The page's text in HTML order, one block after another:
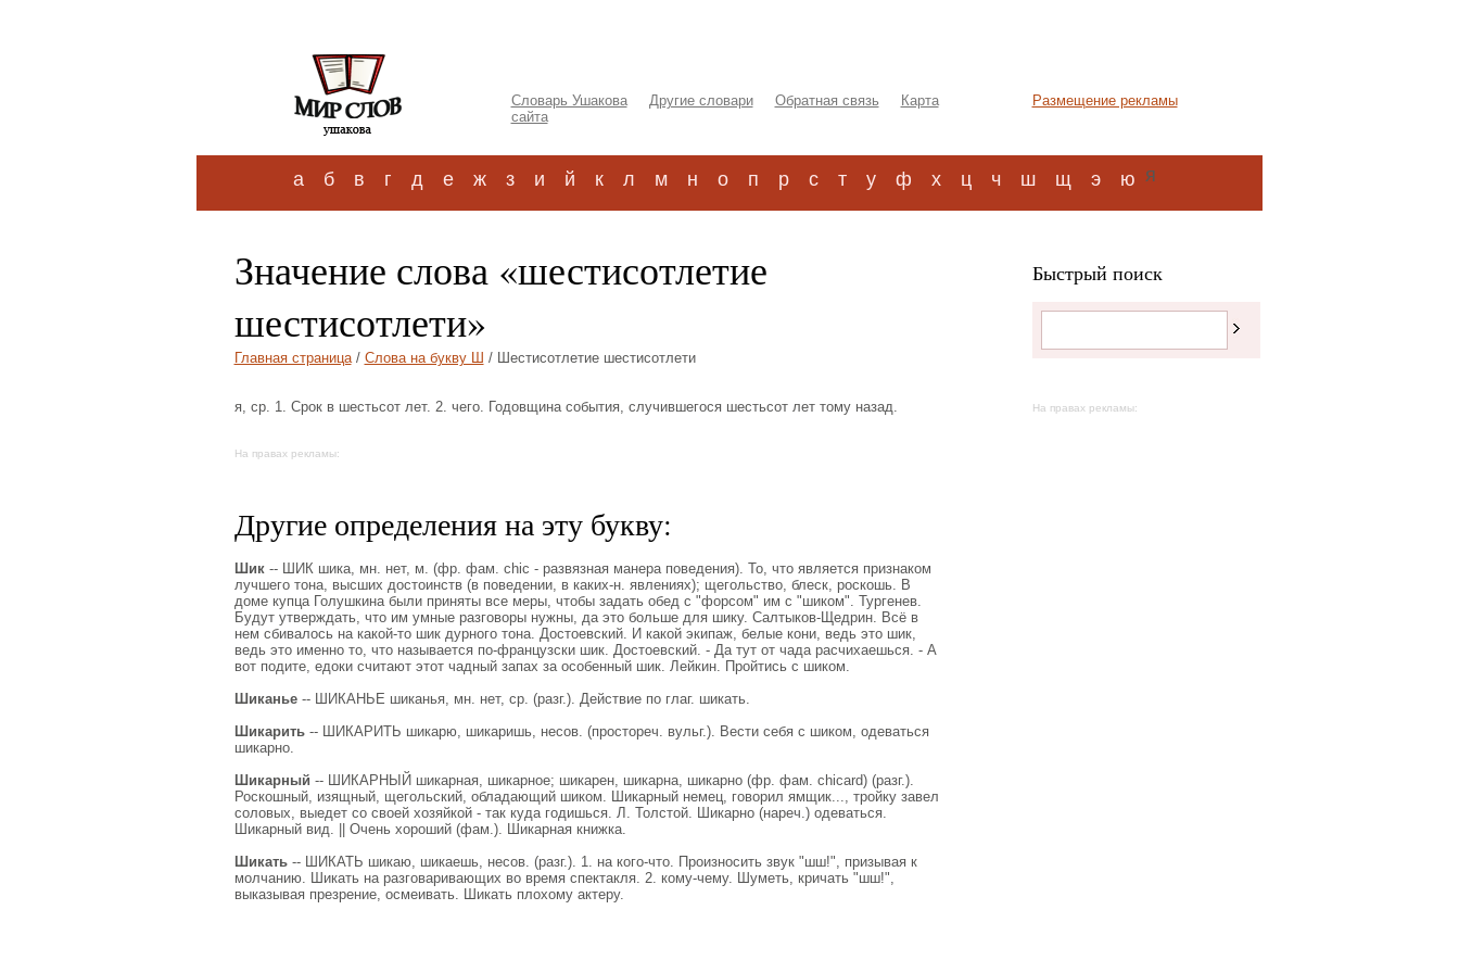
Словарь Ушакова Другие словари Обратная связь
Карта
сайта
Размещение рекламы
а б в г д е ж з и й к л м н о п р с т у ф х ц ч ш щ э ю я
Значение слова «шестисотлетие
шестисотлети»
Главная страница/ Слова на букву Ш / Шестисотлетие шестисотлети
я, ср. 1. Срок в шестьсот лет. 2. чего. Годовщина события, случившегося шестьсот лет тому назад.
На правах рекламы:
Другие определения на эту букву:
Шик-- ШИК шика, мн. нет, м. (фр. фам. chic - развязная манера поведения). То, что является признаком
лучшего тона, высших достоинств (в поведении, в каких-н. явлениях); щегольство, блеск, роскошь. В
доме купца Голушкина были приняты все меры, чтобы задать обед с "форсом" им с "шиком". Тургенев.
Будут утверждать, что им умные разговоры нужны, да это больше для шику. Салтыков-Щедрин. Всё в
нем сбивалось на какой-то шик дурного тона. Достоевский. И какой экипаж, белые кони, ведь это шик,
ведь это именно то, что называется по-французски шик. Достоевский. - Да тут от чада расчихаешься. - А
вот подите, едоки считают этот чадный запах за особенный шик. Лейкин. Пройтись с шиком.
Шиканье-- ШИКАНЬЕ шиканья, мн. нет, ср. (разг.). Действие по глаг. шикать.
Шикарить-- ШИКАРИТЬ шикарю, шикаришь, несов. (простореч. вульг.). Вести себя с шиком, одеваться
шикарно.
Шикарный -- ШИКАРНЫЙ шикарная, шикарное; шикарен, шикарна, шикарно (фр. фам. chicard) (разг.).
Роскошный, изящный, щегольский, обладающий шиком. Шикарный немец, говорил ямщик..., тройку завел
соловых, выедет со своей хозяйкой - так куда годишься. Л. Толстой. Шикарно (нареч.) одеваться.
Шикарный вид. || Очень хороший (фам.). Шикарная книжка.
Шикать-- ШИКАТЬ шикаю, шикаешь, несов. (разг.). 1. на кого-что. Произносить звук "шш!", призывая к
молчанию. Шикать на разговаривающих во время спектакля. 2. кому-чему. Шуметь, кричать "шш!",
выказывая презрение, осмеивать. Шикать плохому актеру.
Быстрый поиск
На правах рекламы: